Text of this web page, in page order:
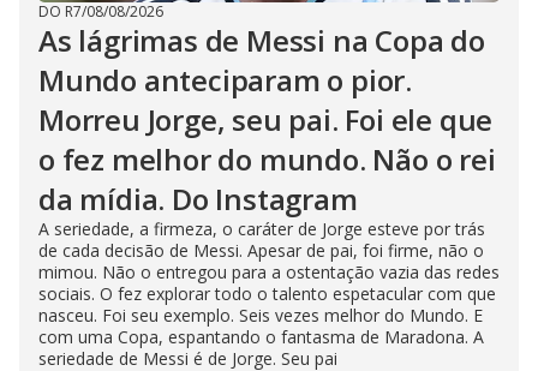
DO R7/08/08/2026
As lágrimas de Messi na Copa do
Mundo anteciparam o pior.
Morreu Jorge, seu pai. Foi ele que
o fez melhor do mundo. Não o rei
da mídia. Do Instagram
A seriedade, a firmeza, o caráter de Jorge esteve por trás
de cada decisão de Messi. Apesar de pai, foi firme, não o
mimou. Não o entregou para a ostentação vazia das redes
sociais. O fez explorar todo o talento espetacular com que
nasceu. Foi seu exemplo. Seis vezes melhor do Mundo. E
com uma Copa, espantando o fantasma de Maradona. A
seriedade de Messi é de Jorge. Seu pai